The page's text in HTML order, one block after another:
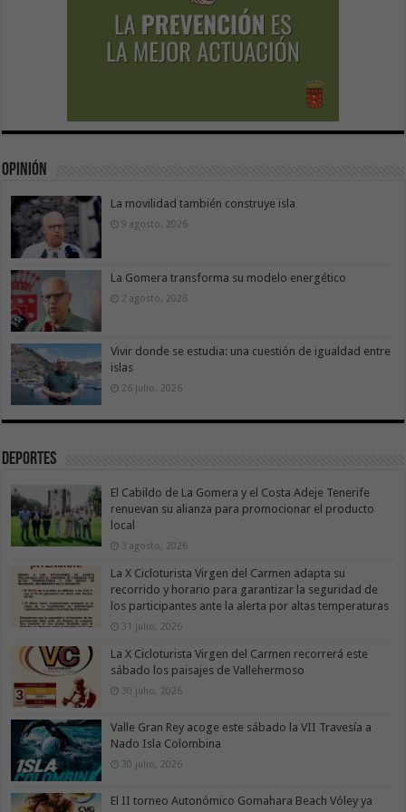
Opinión
La movilidad también construye isla
9 agosto, 2026
La Gomera transforma su modelo energético
2 agosto, 2026
Vivir donde se estudia: una cuestión de igualdad entre
islas
26 julio, 2026
Deportes
El Cabildo de La Gomera y el Costa Adeje Tenerife
renuevan su alianza para promocionar el producto
local
3 agosto, 2026
La X Cicloturista Virgen del Carmen adapta su
recorrido y horario para garantizar la seguridad de
los participantes ante la alerta por altas temperaturas
31 julio, 2026
La X Cicloturista Virgen del Carmen recorrerá este
sábado los paisajes de Vallehermoso
30 julio, 2026
Valle Gran Rey acoge este sábado la VII Travesía a
Nado Isla Colombina
30 julio, 2026
El II torneo Autonómico Gomahara Beach Vóley ya